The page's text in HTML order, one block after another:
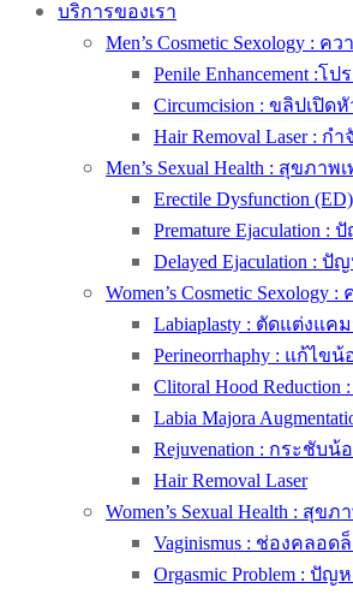
บริการของเรา
Men’s Cosmetic Sexology :
Penile Enhancement :
Circumcision : ขลิปเปิด
Hair Removal Laser :
Men’s Sexual Health : สุขภา
Erectile Dysfunction
Premature Ejaculation :
Delayed Ejaculation :
Women’s Cosmetic
Labiaplasty : ตัดแต่งแค
Perineorrhaphy : แก้ไข
Clitoral Hood
Labia Majora
Rejuvenation : กระชับน้
Hair Removal Laser
Women’s Sexual Health : สุข
Vaginismus : ช่องคลอด
Orgasmic Problem : ปั